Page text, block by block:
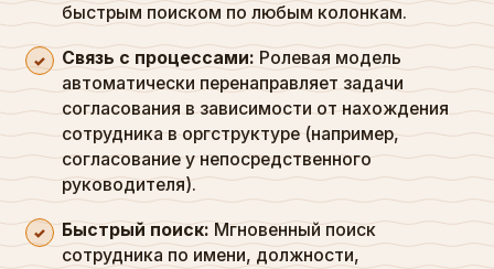
быстрым поиском по любым колонкам.
Связь с процессами: Ролевая модель
автоматически перенаправляет задачи
согласования в зависимости от нахождения
сотрудника в оргструктуре (например,
согласование у непосредственного
руководителя).
Быстрый поиск: Мгновенный поиск
сотрудника по имени, должности,